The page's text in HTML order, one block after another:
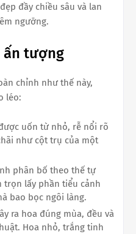
đầy chiều sâu và lan
ngưỡng.
ấn tượng
chỉnh như thế này,
léo:
uốn từ nhỏ, rễ nổi rõ
như cột trụ của một
phân bố theo thế tự
trọn lấy phần tiểu cảnh
bao bọc ngôi làng.
ra hoa đúng mùa, đều và
Hoa nhỏ, trắng tinh